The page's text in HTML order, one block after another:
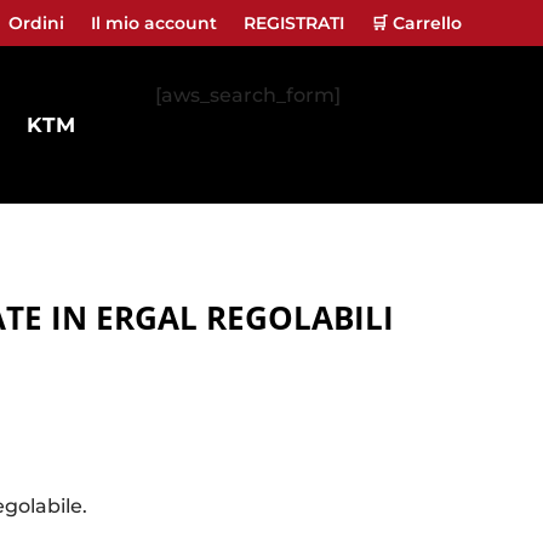
Ordini Il mio account REGISTRATI 🛒 Carrello
KTM
[aws_search_form]
IN ERGAL REGOLABILI